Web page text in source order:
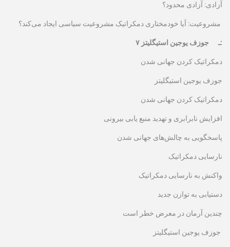
آزادی: آزادی محدود؟
مشروعیت: آیا خودمختاری دمکراتیک مشروعیت سیاسی ایجاد می‌کند؟
۷ ـ جوزف یوجین استیگلیتز:
دمکراتیک کردن جهانی شدن
جوزف یوجین استیگلیتز
دمکراتیک کردن جهانی شدن
افزایش نابرابری و تهدید منبع یابی بیرونی
پاسخگویی به چالش‌های جهانی شدن
نارسایی دمکراتیک
واکنش به نارسایی دمکراتیک
دستیابی به توازن جدید
چندین آرمان در معرض خطر است
جوزف یوجین استیگلیتز